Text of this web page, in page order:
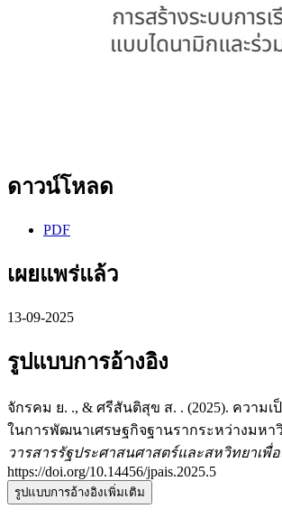
ดาวน์โหลด
PDF
เผยแพร่แล้ว
13-09-2025
รูปแบบการอ้างอิง
จักรคม ย. ., & ศรีสันติสุข ส. . (2025). ความ
ในการพัฒนาเศรษฐกิจฐานรากระหว่างมหา
วารสารรัฐประศาสนศาสตร์และสหวิทยาเพื่
https://doi.org/10.14456/jpais.2025.5
รูปแบบการอ้างอิงเพิ่มเติม